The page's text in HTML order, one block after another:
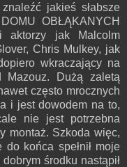
jakieś słabsze
OBŁĄKANYCH
aktorzy jak Malcolm
Chris Mulkey, jak
wkraczający na
Mazouz. Dużą zaletą
często mrocznych
i jest dowodem na to,
nie jest potrzebna
montaż. Szkoda więc,
końca spełnił moje
środku nastąpił